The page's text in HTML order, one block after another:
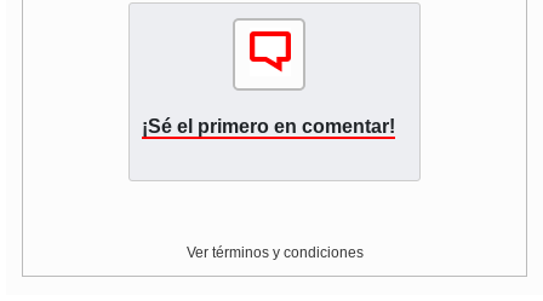
¡Sé el primero en comentar!
Ver términos y condiciones